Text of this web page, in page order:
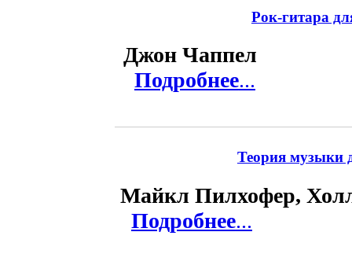
Рок-гитара
Джон Чаппел
Подробнее...
Теория музыки
Майкл Пилхофер,
Подробнее...